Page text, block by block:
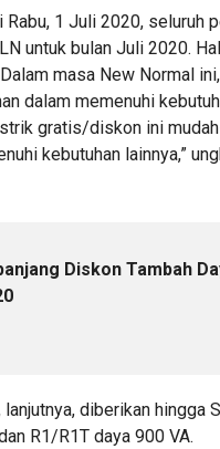
Rabu, 1 Juli 2020, seluruh
untuk bulan Juli 2020.
masa New Normal
dalam memenuhi
gratis/diskon ini
kebutuhan lainnya,”
Diskon Tambah
diberikan hingga
R1/R1T daya 900 VA.